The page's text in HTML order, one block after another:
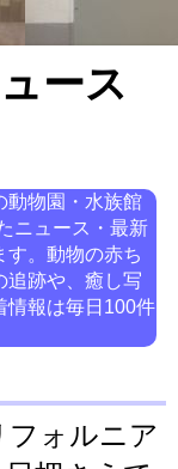
ース
動物園・水族館
ニュース・最新
す。動物の赤ち
追跡や、癒し写
情報は毎日100件
ォルニア